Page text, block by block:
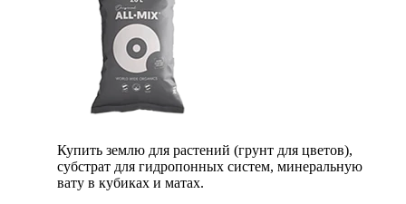
Купить землю для растений (грунт для цветов),
субстрат для гидропонных систем, минеральную
вату в кубиках и матах.